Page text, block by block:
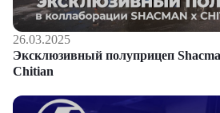
26.03.2025
Эксклюзивный полуприцеп
Chitian